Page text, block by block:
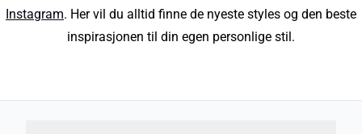
Instagram. Her vil du alltid finne de nyeste styles og den beste
inspirasjonen til din egen personlige stil.